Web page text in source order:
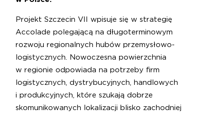
Projekt Szczecin VII wpisuje się w strategię
Accolade polegającą na długoterminowym
rozwoju regionalnych hubów przemysłowo-
logistycznych. Nowoczesna powierzchnia
w regionie odpowiada na potrzeby firm
logistycznych, dystrybucyjnych, handlowych
i produkcyjnych, które szukają dobrze
skomunikowanych lokalizacji blisko zachodniej